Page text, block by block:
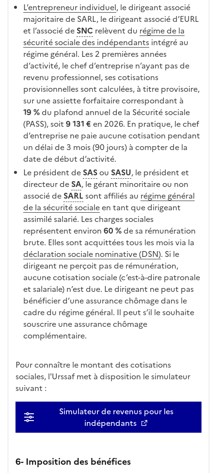
L’entrepreneur individuel, le dirigeant associé
majoritaire de SARL, le dirigeant associé d’EURL
et l’associé de SNC relèvent du régime de la
sécurité sociale des indépendants intégré au
régime général. Les 2 premières années
d’activité, le chef d’entreprise n’ayant pas de
revenu professionnel, ses cotisations
provisionnelles sont calculées, à titre provisoire,
sur une assiette forfaitaire correspondant à
19 %du plafond annuel de la Sécurité sociale
(PASS), soit 9 131 € en 2026. En pratique, le chef
d’entreprise ne paie aucune cotisation pendant
un délai de 3 mois (90 jours) à compter de la
date de début d’activité.
Le président de SASou SASU, le président et
directeur de SA, le gérant minoritaire ou non
associé de SARLsont affiliés au régime général
de la sécurité socialeen tant que dirigeant
assimilé salarié. Les charges sociales
représentent environ 60 %de sa rémunération
brute. Elles sont acquittées tous les mois via la
déclaration sociale nominative (DSN). Si le
dirigeant ne perçoit pas de rémunération,
aucune cotisation sociale (c’est-à-dire patronale
et salariale) n’est due. Le dirigeant ne peut pas
bénéficier d’une assurance chômage dans le
cadre du régime général. Il peut s’il le souhaite
souscrire une assurance chômage
complémentaire.
Pour connaître le montant des cotisations
sociales, l'Urssaf met à disposition le simulateur
suivant :
Simulateur de revenus pour les
indépendants
6- Imposition des bénéfices